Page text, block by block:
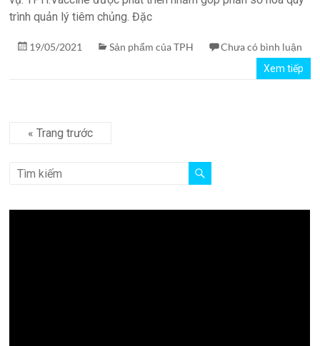
trình quản lý tiêm chủng. Đặc
19/05/2021 Sản phẩm của TPH Chưa có bình luận
Xem tiếp
« Trang trước